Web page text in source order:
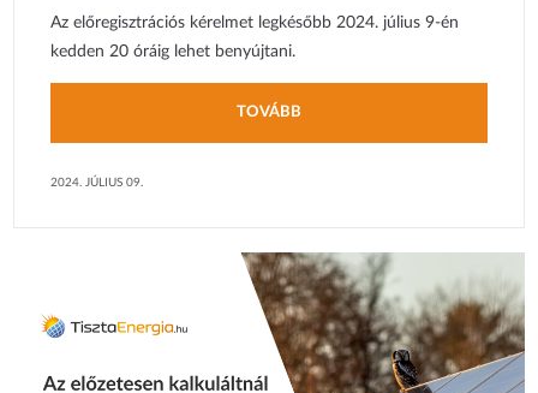
Az előregisztrációs kérelmet legkésőbb 2024. július 9-én
kedden 20 óráig lehet benyújtani.
TOVÁBB
2024. JÚLIUS 09.